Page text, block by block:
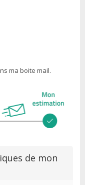
ma boite mail.
de mon